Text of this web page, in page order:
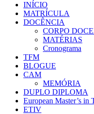
INÍCIO
MATRÍCULA
DOCÊNCIA
CORPO
MATÉRIAS
Cronograma
TFM
BLOGUE
CAM
MEMÓRIA
DUPLO DIPLOMA
European Master’s in
ETIV